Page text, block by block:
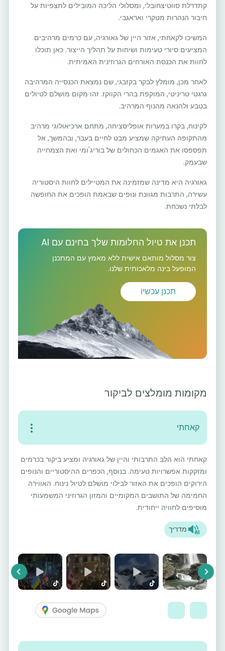
קתדרלת סווטיצחובלי, ומסלולי הליכה המובילים לתצפיות על
חיבור הנהרות מטקרי ואראגבי.
המשיכו לקאחתי, אזור היין של גאורגיה, עם כרמים מרהיבים
המציעים סיורי טעימות ושיחות על תהליך הייצור. כאן תוכלו
לחוות את הכנסת האורחים הגרוזינית האמיתית.
לאחר מכן, מומלץ לבקר בקזבגי, שם נמצאת הכנסייה המרהיבה
גרגטי טריניטי, המוקפת בהרי הקווקז. זהו מקום מושלם לטיולים
בטבע ולהנאה מהנוף המרהיב.
לקינוח, בקרו במערות אופליסציחה, מתחם ארכיאולוגי מרהיב
מהתקופה העתיקה שמציע מבט לחיים בעבר, ובהמשך, אל
תפספסו את האגמים הכחולים של בוריג'ומי ואת הצמחייה
שבעמק.
גאורגיה היא מדינה שמזמינה את המטיילים לחוות היסטוריה
עשירה, התרבות מגוונת ונופים שבאמת הופכים את החופשה
לבלתי נשכחת.
תכנן את טיול החלומות שלך בחינם עם AI
צור מסלול מותאם אישית ללא מאמץ עם המתכנן
המופעל בינה מלאכותית שלנו.
תכנן עכשיו
מקומות מומלצים לביקור
קאחתי
קאחתי הוא הלב התרבותי והיין של גאורגיה ומציע ביקור בכרמים
ומזקקות אפשרויות טעימה. בנוסף, הכפרים ההיסטוריים והנופים
הירוקים הופכים את האזור לבילוי מושלם לטיול נינוח. האווירה
החמימה של התושבים המקומיים והמזון הגרוזיני המשמעותי
מוסיפים לחוויה ייחודית.
מדריך
Next